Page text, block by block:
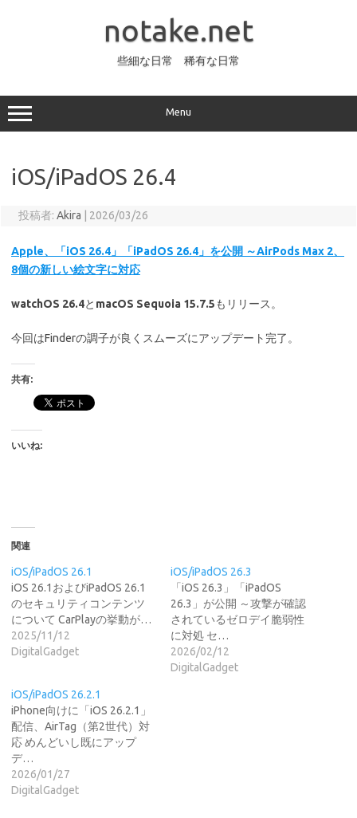
ッ
プ
notake.net
些細な日常 稀有な日常
Menu
iOS/iPadOS 26.4
投稿者: Akira 2026/03/26
Apple、「iOS 26.4」「iPadOS 26.4」を公開 ～AirPods Max 2、
8個の新しい絵文字に対応
watchOS 26.4と macOS Sequoia 15.7.5もリリース。
今回はFinderの調子が良くスムーズにアップデート完了。
共有:
いいね:
関連
iOS/iPadOS 26.1
iOS 26.1およびiPadOS 26.1
のセキュリティコンテンツ
について CarPlayの挙動が…
2025/11/12
DigitalGadget
iOS/iPadOS 26.3
「iOS 26.3」「iPadOS
26.3」が公開 ～攻撃が確認
されているゼロデイ脆弱性
に対処 セ…
2026/02/12
DigitalGadget
iOS/iPadOS 26.2.1
iPhone向けに「iOS 26.2.1」
配信、AirTag（第2世代）対
応 めんどいし既にアップ
デ…
2026/01/27
DigitalGadget